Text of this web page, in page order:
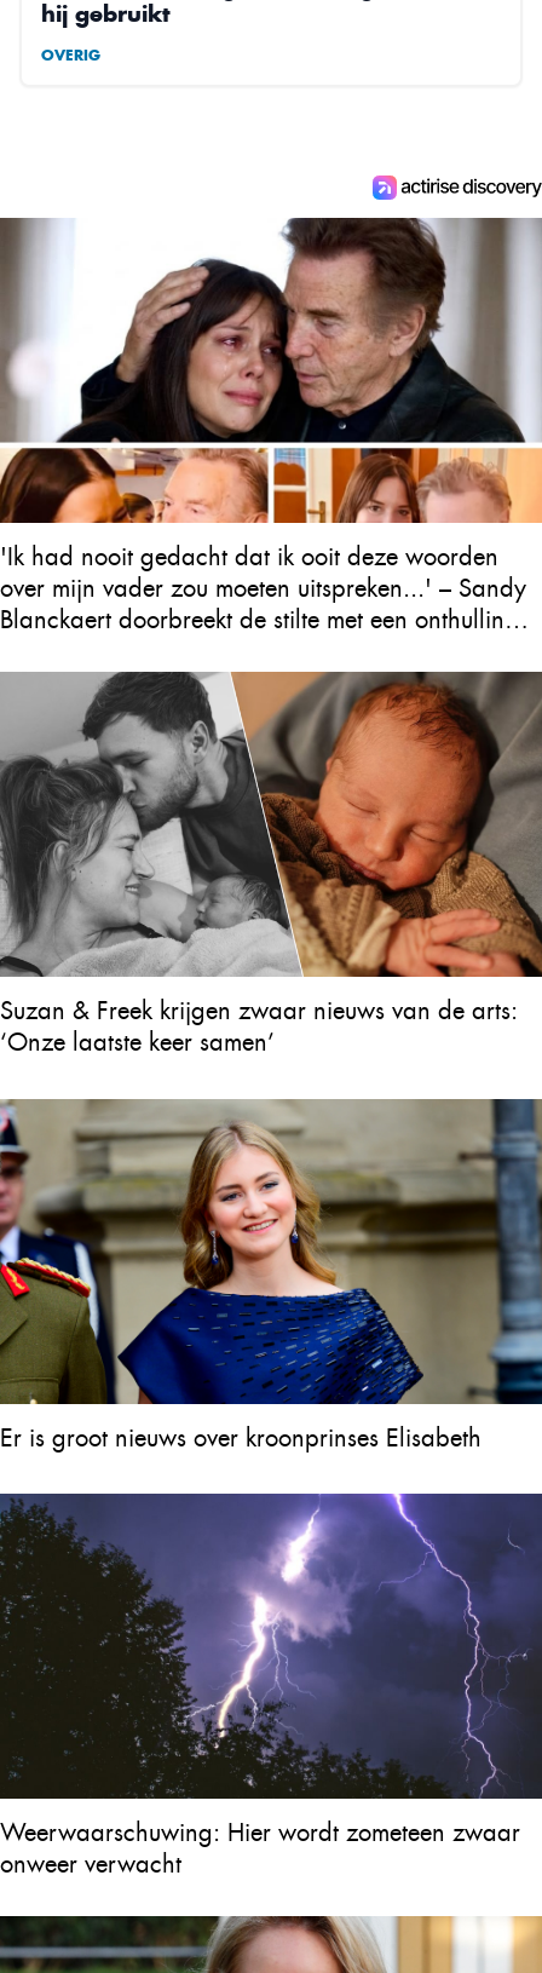
hij gebruikt
OVERIG
'Ik had nooit gedacht dat ik ooit deze woorden
over mijn vader zou moeten uitspreken...' – Sandy
Blanckaert doorbreekt de stilte met een onthulling
achterlaat
Suzan & Freek krijgen zwaar nieuws van de arts:
‘Onze laatste keer samen’
Er is groot nieuws over kroonprinses Elisabeth
Weerwaarschuwing: Hier wordt zometeen zwaar
onweer verwacht